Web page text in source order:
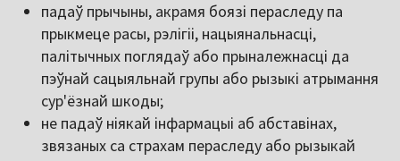
падаў прычыны, акрамя боязі пераследу па
прыкмеце расы, рэлігіі, нацыянальнасці,
палітычных поглядаў або прыналежнасці да
пэўнай сацыяльнай групы або рызыкі атрымання
сур'ёзнай шкоды;
не падаў ніякай інфармацыі аб абставінах,
звязаных са страхам пераследу або рызыкай